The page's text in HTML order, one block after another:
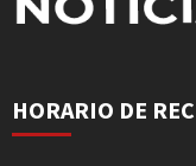
HORARIO DE